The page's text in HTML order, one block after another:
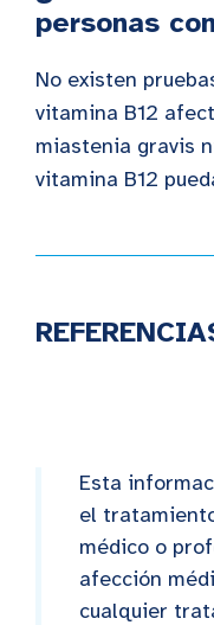
personas
No existen
vitamina B12
miastenia gravis
vitamina B12
Esta
el
médico o
afección
cualquier